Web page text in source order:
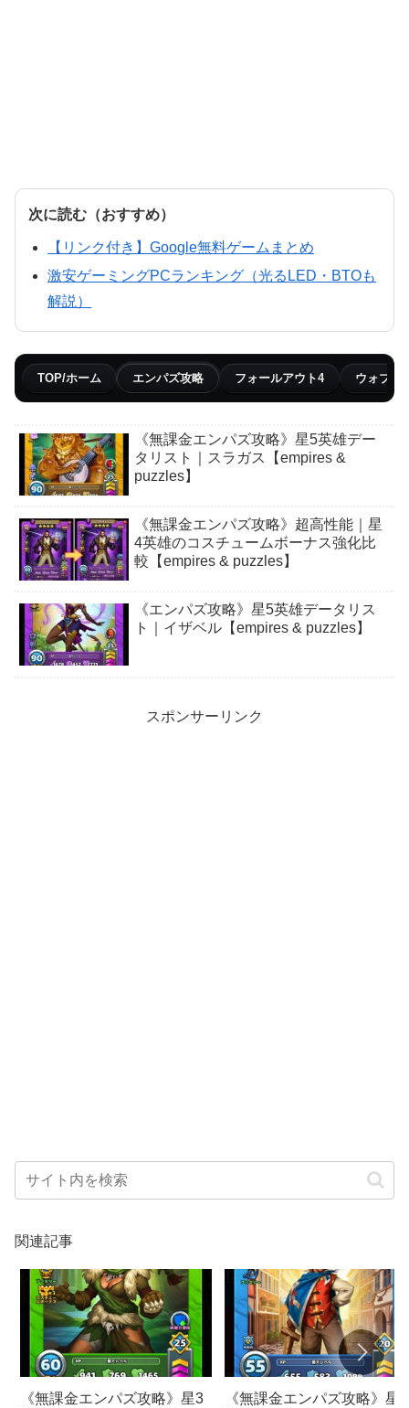
次に読む（おすすめ）
【リンク付き】Google無料ゲームまとめ
激安ゲーミングPCランキング（光るLED・BTOも
解説）
TOP/ホーム エンパズ攻略 フォールアウト4 ウォブリ
《無課金エンパズ攻略》星5英雄デー
タリスト｜スラガス【empires &
puzzles】
《無課金エンパズ攻略》超高性能｜星
4英雄のコスチュームボーナス強化比
較【empires & puzzles】
《エンパズ攻略》星5英雄データリス
ト｜イザベル【empires & puzzles】
スポンサーリンク
関連記事
《無課金エンパズ攻略》星3
《無課金エンパズ攻略》星3